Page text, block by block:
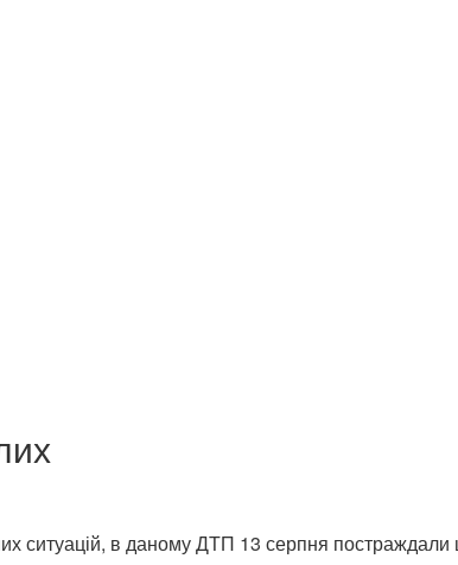
ситуацій, в даному ДТП 13 серпня постраждали